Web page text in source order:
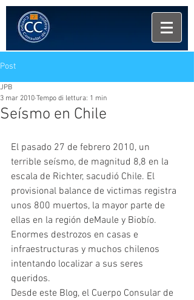
Post
Seísmo en Chile
JPB
3 mar 2010 Tempo di lettura: 1 min
El pasado 27 de febrero 2010, un
terrible seísmo, de magnitud 8,8 en la
escala de Richter, sacudió Chile. El
provisional balance de victimas registra
unos 800 muertos, la mayor parte de
ellas en la región deMaule y Biobío.
Enormes destrozos en casas e
infraestructuras y muchos chilenos
intentando localizar a sus seres
queridos.
Desde este Blog, el Cuerpo Consular de